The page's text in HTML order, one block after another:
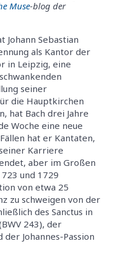
Muse-blog der
Johann Sebastian
als Kantor der
in Leipzig, eine
seiner
die Hauptkirchen
hat Bach drei Jahre
Woche eine neue
hat er Kantaten,
Karriere
aber im Großen
und 1729
von etwa 25
zu schweigen von der
des Sanctus in
243), der
der Johannes-Passion